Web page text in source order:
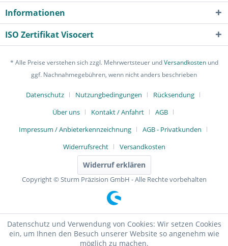
Informationen
ISO Zertifikat Visocert
* Alle Preise verstehen sich zzgl. Mehrwertsteuer undVersandkostenund
ggf. Nachnahmegebühren, wenn nicht anders beschrieben
Datenschutz Nutzungbedingungen
Rücksendung
Über uns
Kontakt / Anfahrt
AGB
Impressum / Anbieterkennzeichnung
AGB - Privatkunden
Widerrufsrecht
Versandkosten
Widerruf erklären
Copyright © Sturm Präzision GmbH - Alle Rechte vorbehalten
Datenschutz und Verwendung von Cookies: Wir setzen Cookies
ein, um Ihnen den Besuch unserer Website so angenehm wie
möglich zu machen.